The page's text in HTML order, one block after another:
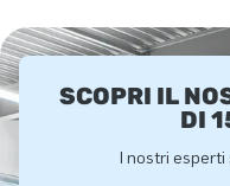
SCOPRI IL
DI
I nostri